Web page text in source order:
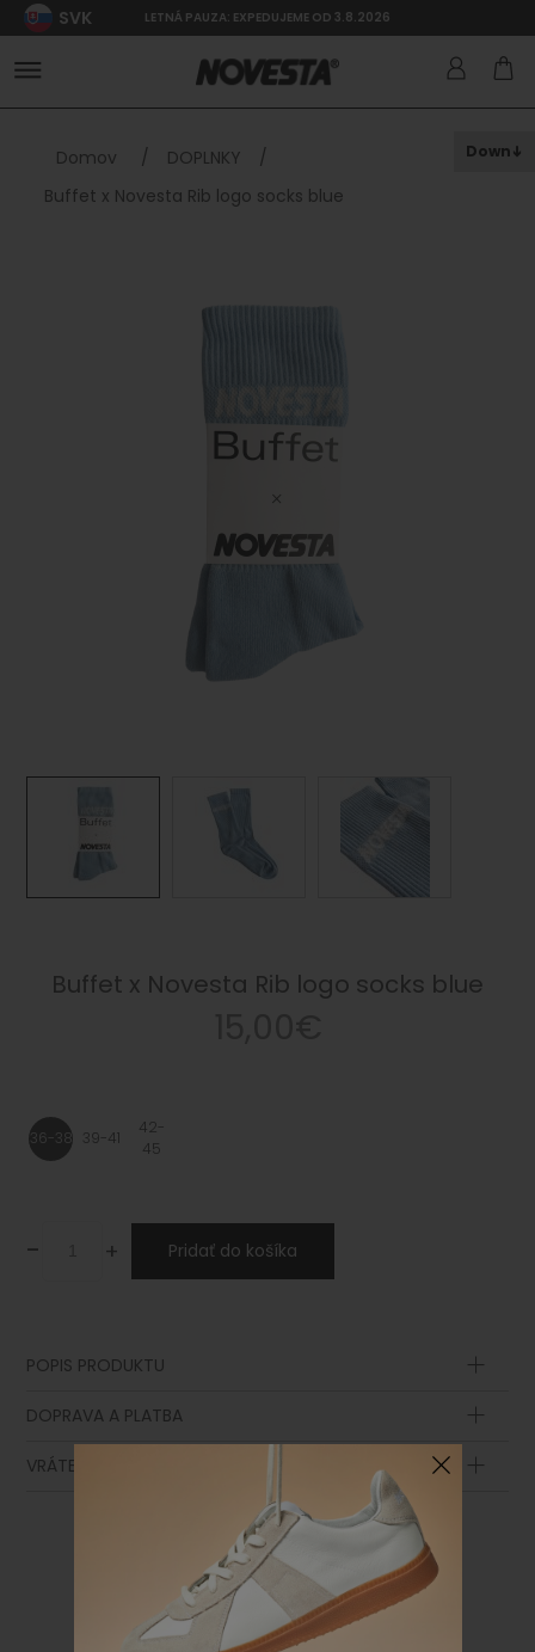
SVK LETNÁ PAUZA: EXPEDUJEME OD 3.8.2026
Domov / DOPLNKY
/
Buffet x Novesta Rib logo socks blue
Buffet x Novesta Rib logo socks blue
36-38 39-41
42-
45
- + Pridať do košíka
POPIS PRODUKTU
DOPRAVA A PLATBA
VRÁTENIE TOVARU
Down